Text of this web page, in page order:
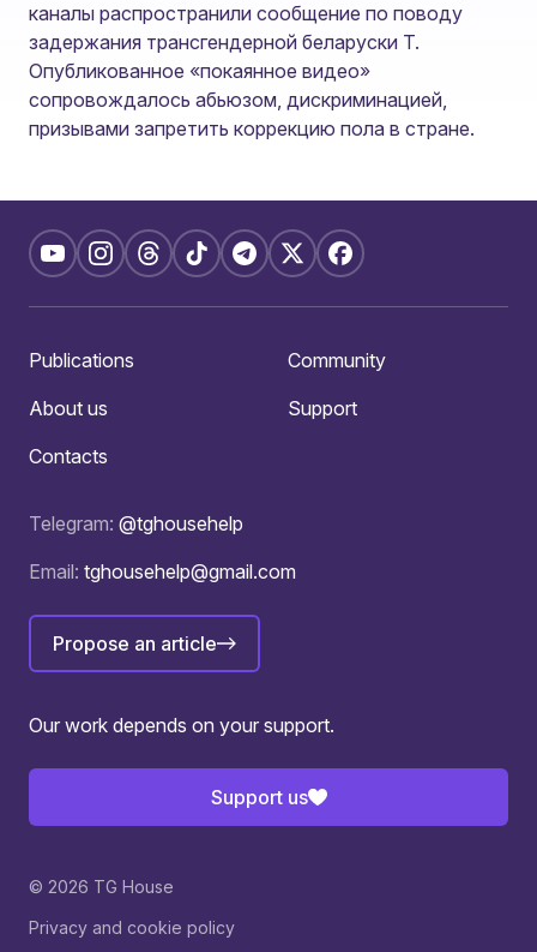
каналы распространили сообщение по поводу
задержания трансгендерной беларуски Т.
Опубликованное «покаянное видео»
сопровождалось абьюзом, дискриминацией,
призывами запретить коррекцию пола в стране.
Telegram: @tghousehelp
Email: tghousehelp@gmail.com
Propose an article
Publications
Community
About us
Support
Contacts
Our work depends on your support.
Support us
© 2026 TG House
Privacy and cookie policy